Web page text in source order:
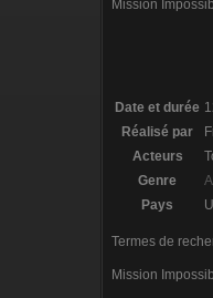
Mission
Date et durée
Réalisé par
Acteurs
Genre
Pays
Termes de
Mission